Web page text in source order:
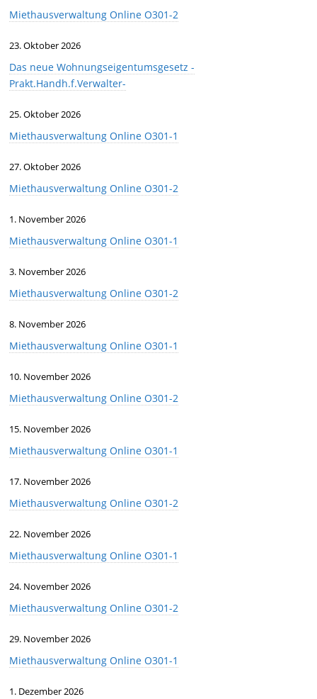
Miethausverwaltung Online O301-2
23. Oktober 2026
Das neue Wohnungseigentumsgesetz -
Prakt.Handh.f.Verwalter-
25. Oktober 2026
Miethausverwaltung Online O301-1
27. Oktober 2026
Miethausverwaltung Online O301-2
1. November 2026
Miethausverwaltung Online O301-1
3. November 2026
Miethausverwaltung Online O301-2
8. November 2026
Miethausverwaltung Online O301-1
10. November 2026
Miethausverwaltung Online O301-2
15. November 2026
Miethausverwaltung Online O301-1
17. November 2026
Miethausverwaltung Online O301-2
22. November 2026
Miethausverwaltung Online O301-1
24. November 2026
Miethausverwaltung Online O301-2
29. November 2026
Miethausverwaltung Online O301-1
1. Dezember 2026